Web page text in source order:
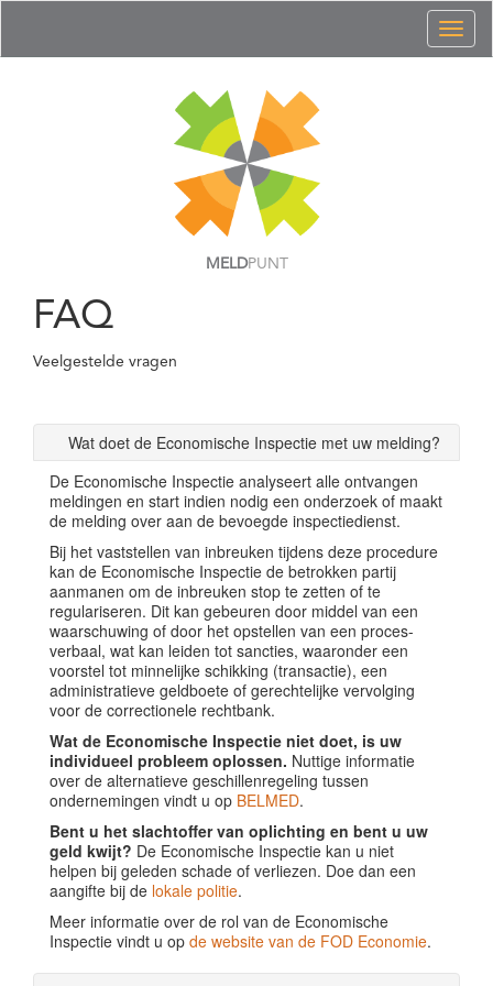
MELDPUNT
FAQ
Veelgestelde vragen
Wat doet de Economische Inspectie met uw melding?
De Economische Inspectie analyseert alle ontvangen
meldingen en start indien nodig een onderzoek of maakt
de melding over aan de bevoegde inspectiedienst.
Bij het vaststellen van inbreuken tijdens deze procedure
kan de Economische Inspectie de betrokken partij
aanmanen om de inbreuken stop te zetten of te
regulariseren. Dit kan gebeuren door middel van een
waarschuwing of door het opstellen van een proces-
verbaal, wat kan leiden tot sancties, waaronder een
voorstel tot minnelijke schikking (transactie), een
administratieve geldboete of gerechtelijke vervolging
voor de correctionele rechtbank.
Wat de Economische Inspectie niet doet, is uw
individueel probleem oplossen. Nuttige informatie
over de alternatieve geschillenregeling tussen
ondernemingen vindt u op BELMED.
Bent u het slachtoffer van oplichting en bent u uw
geld kwijt? De Economische Inspectie kan u niet
helpen bij geleden schade of verliezen. Doe dan een
aangifte bij de lokale politie.
Meer informatie over de rol van de Economische
Inspectie vindt u op de website van de FOD Economie.